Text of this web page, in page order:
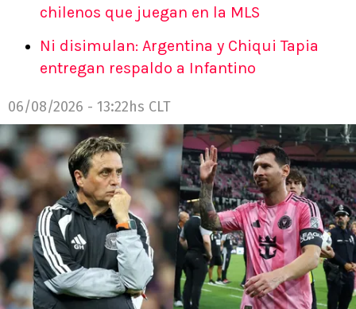
chilenos que juegan en la MLS
Ni disimulan: Argentina y Chiqui Tapia
entregan respaldo a Infantino
06/08/2026 - 13:22hs CLT